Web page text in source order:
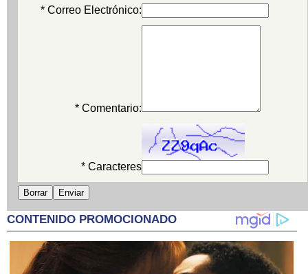
* Correo Electrónico:
* Comentario:
* Caracteres